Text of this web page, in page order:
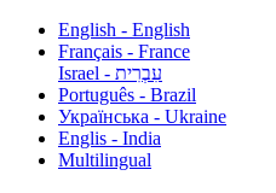
English - English
Français - France
עִבְרִית - Israel
Português - Brazil
Українська - Ukraine
Englis - India
Multilingual